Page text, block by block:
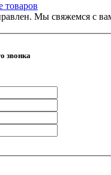
товаров
Мы свяжемся с
звонка